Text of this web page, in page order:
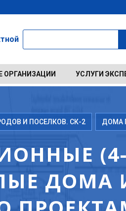
ОРГАНИЗАЦИИ УСЛУГИ
И ПОСЕЛКОВ. СК-2 ДОМА
ДОМА